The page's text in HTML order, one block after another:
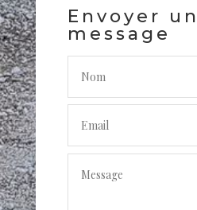
Envoyer un
message